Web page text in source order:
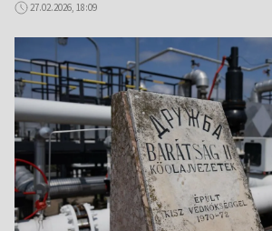
27.02.2026, 18:09